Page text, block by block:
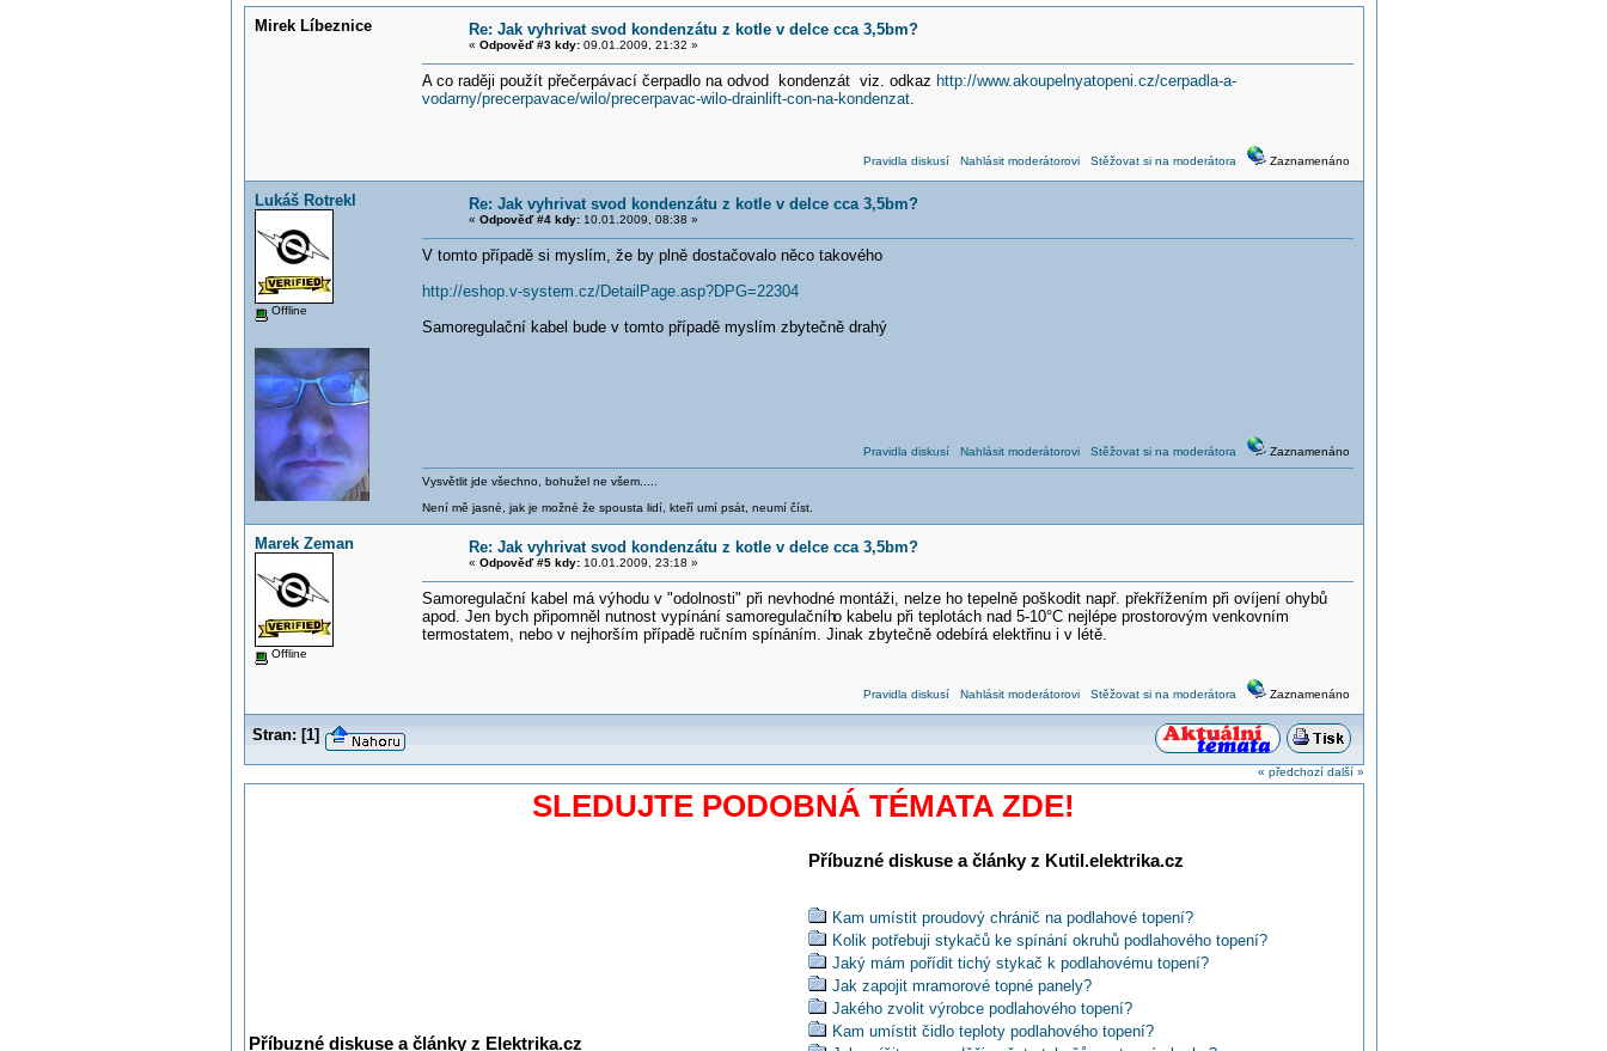
Mirek Líbeznice Re: Jak vyhrivat svod kondenzátu z kotle v delce cca 3,5bm?
« Odpověď #3 kdy:09.01.2009, 21:32 »
A co raději použít přečerpávací čerpadlo na odvod kondenzát viz. odkaz http://www.akoupelnyatopeni.cz/cerpadla-a-
vodarny/precerpavace/wilo/precerpavac-wilo-drainlift-con-na-kondenzat.
Pravidla diskusí Nahlásit moderátorovi Stěžovat si na moderátora Zaznamenáno
Lukáš Rotrekl
Offline
Re: Jak vyhrivat svod kondenzátu z kotle v delce cca 3,5bm?
« Odpověď #4 kdy:10.01.2009, 08:38 »
V tomto případě si myslím, že by plně dostačovalo něco takového
http://eshop.v-system.cz/DetailPage.asp?DPG=22304
Samoregulační kabel bude v tomto případě myslím zbytečně drahý
Pravidla diskusí Nahlásit moderátorovi Stěžovat si na moderátora Zaznamenáno
Vysvětlit jde všechno, bohužel ne všem.....
Není mě jasné, jak je možné že spousta lidí, kteří umí psát, neumí číst.
Marek Zeman
Offline
Re: Jak vyhrivat svod kondenzátu z kotle v delce cca 3,5bm?
« Odpověď #5 kdy:10.01.2009, 23:18 »
Samoregulační kabel má výhodu v "odolnosti" při nevhodné montáži, nelze ho tepelně poškodit např. překřížením při ovíjení ohybů
apod. Jen bych připomněl nutnost vypínání samoregulačního kabelu při teplotách nad 5-10°C nejlépe prostorovým venkovním
termostatem, nebo v nejhorším případě ručním spínáním. Jinak zbytečně odebírá elektřinu i v létě.
Pravidla diskusí Nahlásit moderátorovi Stěžovat si na moderátora Zaznamenáno
Stran: [1]
« předchozí další »
SLEDUJTE PODOBNÁ TÉMATA ZDE!
Příbuzné diskuse a články z Elektrika.cz
Příbuzné diskuse a články z Kutil.elektrika.cz
Kam umístit proudový chránič na podlahové topení?
Kolik potřebuji stykačů ke spínání okruhů podlahového topení?
Jaký mám pořídit tichý stykač k podlahovému topení?
Jak zapojit mramorové topné panely?
Jakého zvolit výrobce podlahového topení?
Kam umístit čidlo teploty podlahového topení?